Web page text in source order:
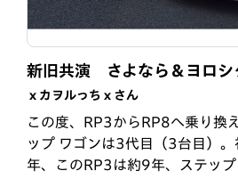
親子でステップワゴン
ぱぱえもんさん
娘に子供が生まれ、ヴェゼルで
ちゃんになった私が、20代の頃
たので、私の勧めと娘も子供の
5台目のステップワゴン
Nickさん
1997年に最初のステップワゴ
近く経ちました。今回のRP8で
ンです。「こどもといっしょに
新旧共演 さよなら＆ヨロ
ｘカヲルっちｘさん
この度、RP3からRP8へ乗り換
ップ ワゴンは3代目（3台目）
年、このRP3は約9年、ステッ